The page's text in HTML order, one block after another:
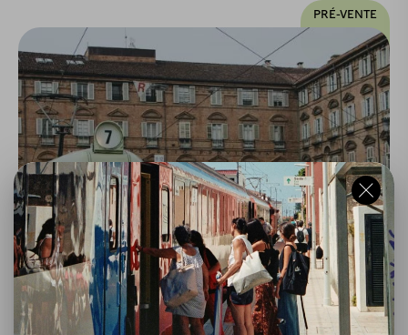
PRÉ-VENTE
ITALIE
TURIN